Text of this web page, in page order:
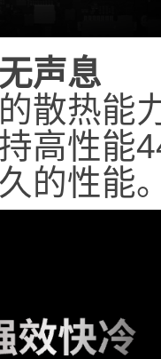
声息
散热能
高性能
的性能